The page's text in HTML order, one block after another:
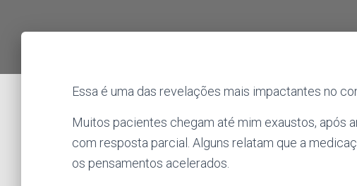
Essa é uma das revelações mais impactantes no
Muitos pacientes chegam até mim exaustos, após
com resposta parcial. Alguns relatam que a
os pensamentos acelerados.